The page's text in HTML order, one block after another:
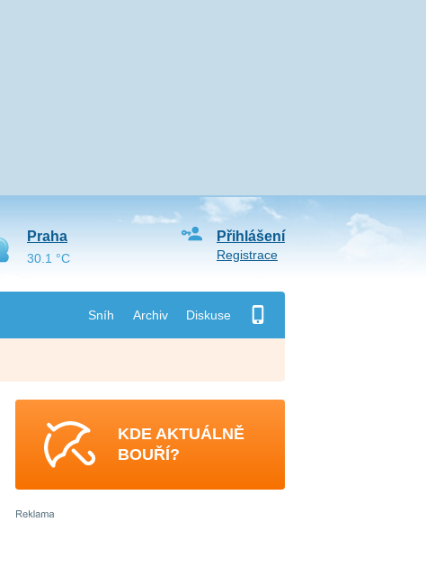
Sníh Archiv Diskuse
Přihlášení
Registrace
Praha
30.1 °C
KDE AKTUÁLNĚ
BOUŘÍ?